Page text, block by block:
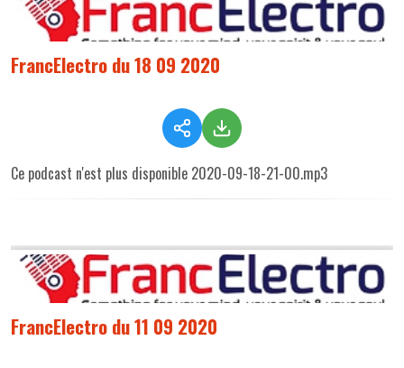
FrancElectro du 18 09 2020
Ce podcast n'est plus disponible 2020-09-18-21-00.mp3
FrancElectro du 11 09 2020